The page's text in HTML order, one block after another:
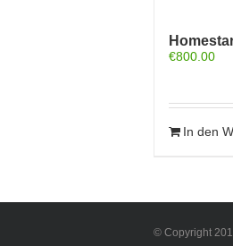
€800.00
In den
© Copyright